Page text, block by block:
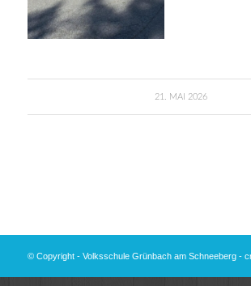
21. MAI 2026
© Copyright - Volksschule Grünbach am Schneeberg -